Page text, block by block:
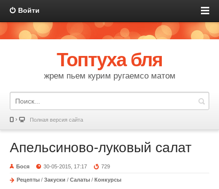
Войти
Топтуха бля
жрем пьем курим ругаемсо матом
Полная версия сайта
Апельсиново-луковый салат
Бося 30-05-2015, 17:17 729
Рецепты / Закуски / Салаты / Конкурсы